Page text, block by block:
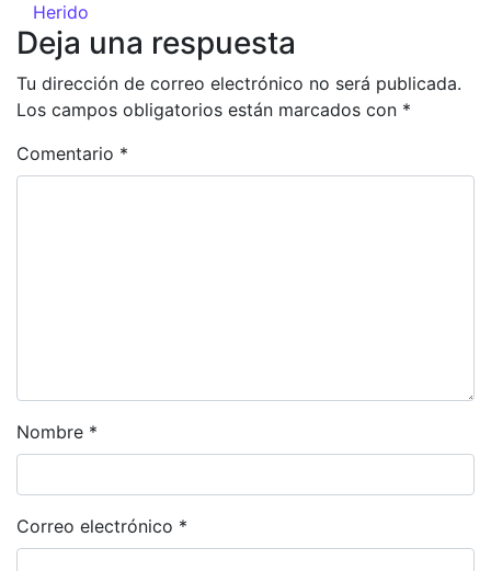
Herido
Deja una respuesta
Tu dirección de correo electrónico no será publicada.
Los campos obligatorios están marcados con *
Comentario *
Nombre *
Correo electrónico *